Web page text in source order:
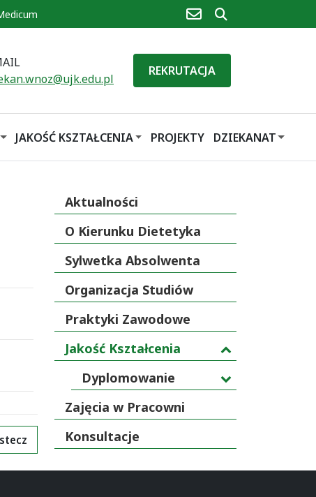
poczta
REKRUTACJA
JAKOŚĆ KSZTAŁCENIA PROJEKTY DZIEKANAT
Aktualności
O Kierunku Dietetyka
Sylwetka Absolwenta
Organizacja Studiów
Praktyki Zawodowe
Jakość Kształcenia
Dyplomowanie
Zajęcia w Pracowni
Konsultacje